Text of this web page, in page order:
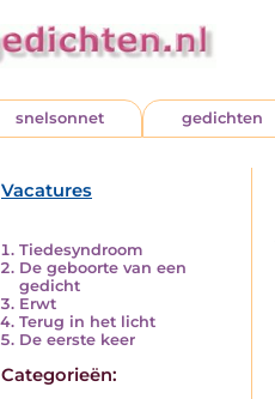
snelsonnet gedichten
Vacatures
Tiedesyndroom
De geboorte van een
gedicht
Erwt
Terug in het licht
De eerste keer
Categorieën: